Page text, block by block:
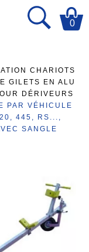
0
CHARIOTS
GILETS EN ALU
DÉRIVEURS
PAR VÉHICULE
445, RS...,
SANGLE